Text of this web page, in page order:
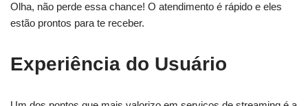
Olha, não perde essa chance! O atendimento é rápido e eles
estão prontos para te receber.
Experiência do Usuário